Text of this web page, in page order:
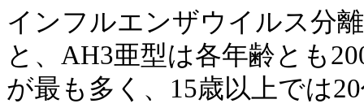
インフルエンザウイルス分
と、AH3亜型は各年齢とも
が最も多く、15歳以上では